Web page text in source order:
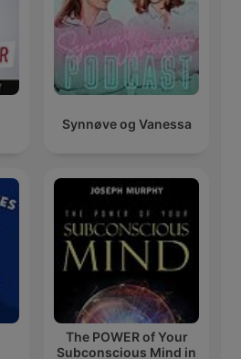
Synnøve og Vanessa
The POWER of Your
Subconscious Mind in